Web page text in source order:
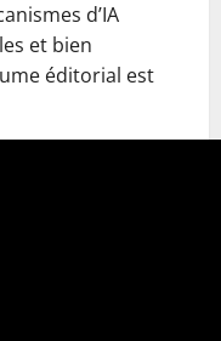
d’IA
et bien
éditorial est